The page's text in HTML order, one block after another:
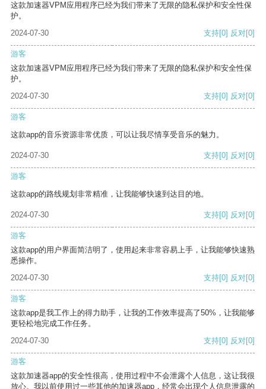
这款加速器VPM应用程序已经为我们带来了无限的隐私保护和安全性保
护。
2024-07-30
支持[0] 反对[0]
游客
这款加速器VPM应用程序已经为我们带来了无限的隐私保护和安全性保
护。
2024-07-30
支持[0] 反对[0]
游客
这款app的音乐资源非常优质，可以让我尽情享受音乐的魅力。
2024-07-30 支持[0] 反对[0]
游客
这款app的路线规划非常精准，让我能够快速到达目的地。
2024-07-30 支持[0] 反对[0]
游客
这款app的用户界面简洁明了，使用起来非常容易上手，让我能够快速熟
悉操作。
2024-07-30
支持[0] 反对[0]
游客
这款app是我工作上的得力助手，让我的工作效率提高了50%，让我能够
更轻松地完成工作任务。
2024-07-30
支持[0] 反对[0]
游客
这款加速器app的安全性很高，使用过程中不会泄露个人信息，这让我很
放心。我以前使用过一些其他的加速器app，经常会出现个人信息泄露的